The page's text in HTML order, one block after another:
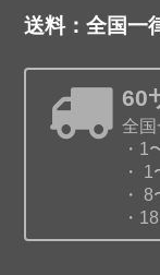
バ
み
送料：全国一
60
全
・1
・
・
・